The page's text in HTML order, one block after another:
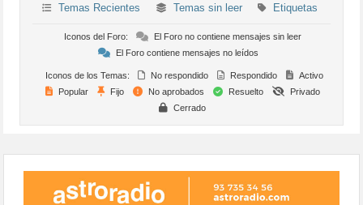
Temas Recientes
Temas sin leer Etiquetas
Iconos del Foro:
El Foro no contiene mensajes sin leer
El Foro contiene mensajes no leídos
Iconos de los Temas: No respondido Respondido
Activo
Popular
Fijo No aprobados Resuelto
Privado
Cerrado